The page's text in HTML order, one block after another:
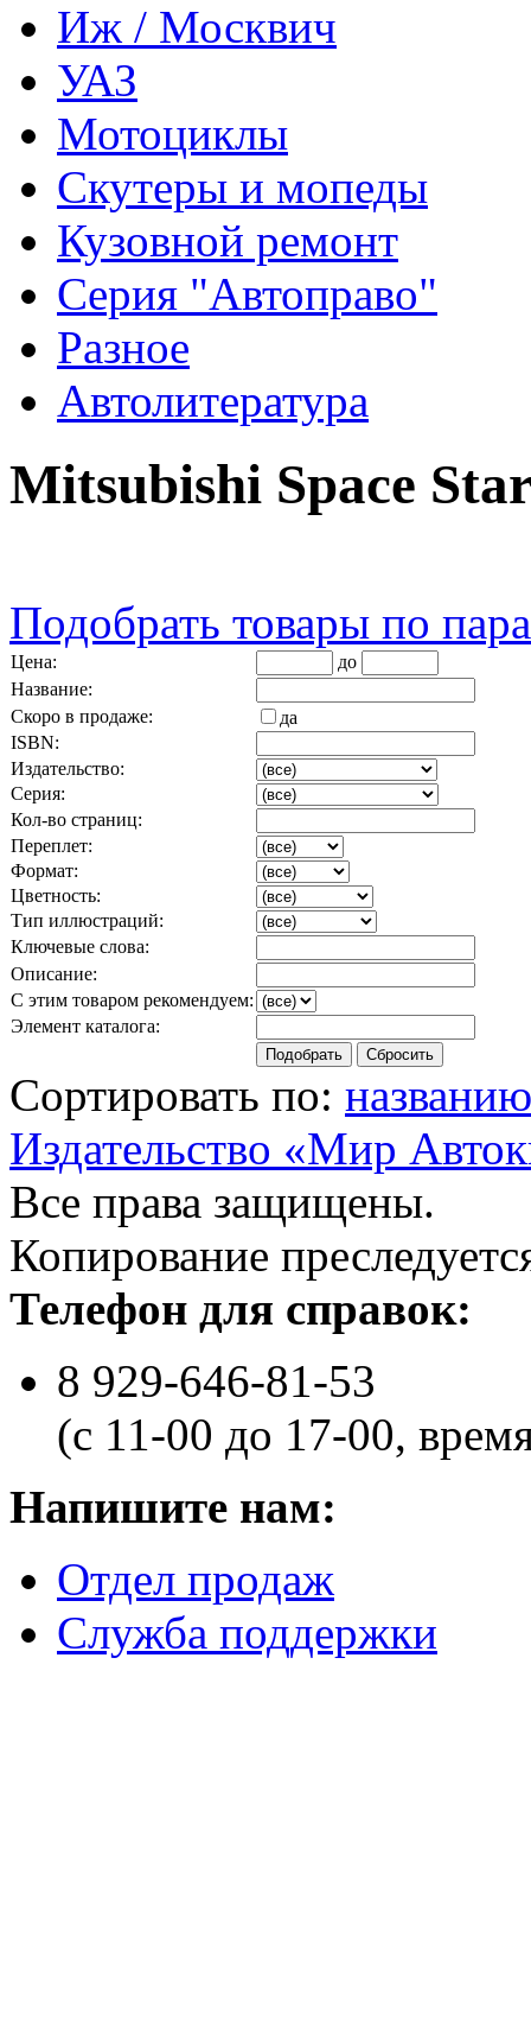
Иж / Москвич
УАЗ
Мотоциклы
Скутеры и мопеды
Кузовной ремонт
Серия "Автоправо"
Разное
Автолитература
Mitsubishi Space
Подобрать товары по
Цена:
до
Название:
Скоро в продаже:
да
ISBN:
Издательство:
Серия:
Кол-во страниц:
Переплет:
Формат:
Цветность:
Тип иллюстраций:
Ключевые слова:
Описание:
С этим товаром рекомендуем:
Элемент каталога:
Сортировать по: названию
Издательство «Мир
Все права защищены.
Копирование
Телефон для справок:
8 929-646-81-53
(с 11-00 до 17-00,
Напишите нам:
Отдел продаж
Служба поддержки